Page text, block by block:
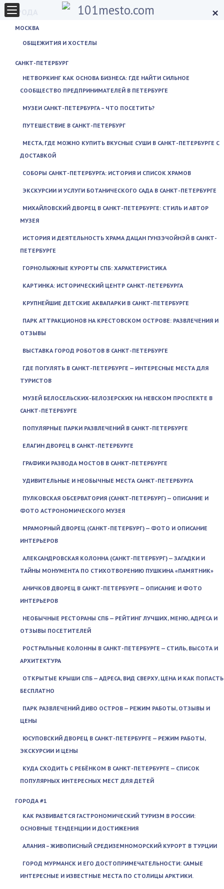
×
ГОРОДА
МОСКВА
ОБЩЕЖИТИЯ И ХОСТЕЛЫ
САНКТ-ПЕТЕРБУРГ
НЕТВОРКИНГ КАК ОСНОВА БИЗНЕСА: ГДЕ НАЙТИ СИЛЬНОЕ
СООБЩЕСТВО ПРЕДПРИНИМАТЕЛЕЙ В ПЕТЕРБУРГЕ
МУЗЕИ САНКТ-ПЕТЕРБУРГА – ЧТО ПОСЕТИТЬ?
ПУТЕШЕСТВИЕ В САНКТ-ПЕТЕРБУРГ
МЕСТА, ГДЕ МОЖНО КУПИТЬ ВКУСНЫЕ СУШИ В САНКТ-ПЕТЕРБУРГЕ С
ДОСТАВКОЙ
СОБОРЫ САНКТ-ПЕТЕРБУРГА: ИСТОРИЯ И СПИСОК ХРАМОВ
ЭКСКУРСИИ И УСЛУГИ БОТАНИЧЕСКОГО САДА В САНКТ-ПЕТЕРБУРГЕ
МИХАЙЛОВСКИЙ ДВОРЕЦ В САНКТ-ПЕТЕРБУРГЕ: СТИЛЬ И АВТОР
МУЗЕЯ
ИСТОРИЯ И ДЕЯТЕЛЬНОСТЬ ХРАМА ДАЦАН ГУНЗЭЧОЙНЭЙ В САНКТ-
ПЕТЕРБУРГЕ
ГОРНОЛЫЖНЫЕ КУРОРТЫ СПБ: ХАРАКТЕРИСТИКА
КАРТИНКА: ИСТОРИЧЕСКИЙ ЦЕНТР САНКТ-ПЕТЕРБУРГА
КРУПНЕЙШИЕ ДЕТСКИЕ АКВАПАРКИ В САНКТ-ПЕТЕРБУРГЕ
ПАРК АТТРАКЦИОНОВ НА КРЕСТОВСКОМ ОСТРОВЕ: РАЗВЛЕЧЕНИЯ И
ОТЗЫВЫ
ВЫСТАВКА ГОРОД РОБОТОВ В САНКТ-ПЕТЕРБУРГЕ
ГДЕ ПОГУЛЯТЬ В САНКТ-ПЕТЕРБУРГЕ — ИНТЕРЕСНЫЕ МЕСТА ДЛЯ
ТУРИСТОВ
МУЗЕЙ БЕЛОСЕЛЬСКИХ-БЕЛОЗЕРСКИХ НА НЕВСКОМ ПРОСПЕКТЕ В
САНКТ-ПЕТЕРБУРГЕ
ПОПУЛЯРНЫЕ ПАРКИ РАЗВЛЕЧЕНИЙ В САНКТ-ПЕТЕРБУРГЕ
ЕЛАГИН ДВОРЕЦ В САНКТ-ПЕТЕРБУРГЕ
ГРАФИКИ РАЗВОДА МОСТОВ В САНКТ-ПЕТЕРБУРГЕ
УДИВИТЕЛЬНЫЕ И НЕОБЫЧНЫЕ МЕСТА САНКТ-ПЕТЕРБУРГА
ПУЛКОВСКАЯ ОБСЕРВАТОРИЯ (САНКТ-ПЕТЕРБУРГ) — ОПИСАНИЕ И
ФОТО АСТРОНОМИЧЕСКОГО МУЗЕЯ
МРАМОРНЫЙ ДВОРЕЦ (САНКТ-ПЕТЕРБУРГ) — ФОТО И ОПИСАНИЕ
ИНТЕРЬЕРОВ
АЛЕКСАНДРОВСКАЯ КОЛОННА (САНКТ-ПЕТЕРБУРГ) — ЗАГАДКИ И
ТАЙНЫ МОНУМЕНТА ПО СТИХОТВОРЕНИЮ ПУШКИНА «ПАМЯТНИК»
АНИЧКОВ ДВОРЕЦ В САНКТ-ПЕТЕРБУРГЕ — ОПИСАНИЕ И ФОТО
ИНТЕРЬЕРОВ
НЕОБЫЧНЫЕ РЕСТОРАНЫ СПБ — РЕЙТИНГ ЛУЧШИХ, МЕНЮ, АДРЕСА И
ОТЗЫВЫ ПОСЕТИТЕЛЕЙ
РОСТРАЛЬНЫЕ КОЛОННЫ В САНКТ-ПЕТЕРБУРГЕ — СТИЛЬ, ВЫСОТА И
АРХИТЕКТУРА
ОТКРЫТЫЕ КРЫШИ СПБ — АДРЕСА, ВИД СВЕРХУ, ЦЕНА И КАК ПОПАСТЬ
БЕСПЛАТНО
ПАРК РАЗВЛЕЧЕНИЙ ДИВО ОСТРОВ — РЕЖИМ РАБОТЫ, ОТЗЫВЫ И
ЦЕНЫ
ЮСУПОВСКИЙ ДВОРЕЦ В САНКТ-ПЕТЕРБУРГЕ — РЕЖИМ РАБОТЫ,
ЭКСКУРСИИ И ЦЕНЫ
КУДА СХОДИТЬ С РЕБЁНКОМ В САНКТ-ПЕТЕРБУРГЕ — СПИСОК
ПОПУЛЯРНЫХ ИНТЕРЕСНЫХ МЕСТ ДЛЯ ДЕТЕЙ
ГОРОДА #1
КАК РАЗВИВАЕТСЯ ГАСТРОНОМИЧЕСКИЙ ТУРИЗМ В РОССИИ:
ОСНОВНЫЕ ТЕНДЕНЦИИ И ДОСТИЖЕНИЯ
АЛАНИЯ – ЖИВОПИСНЫЙ СРЕДИЗЕМНОМОРСКИЙ КУРОРТ В ТУРЦИИ
ГОРОД МУРМАНСК И ЕГО ДОСТОПРИМЕЧАТЕЛЬНОСТИ: САМЫЕ
ИНТЕРЕСНЫЕ И ИЗВЕСТНЫЕ МЕСТА ПО СТОЛИЦЫ АРКТИКИ.